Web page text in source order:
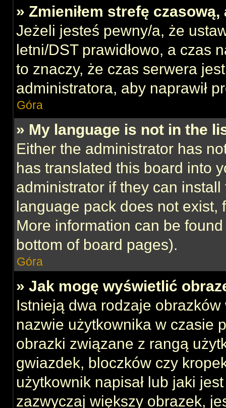
» Zmieniłem strefę
Jeżeli jesteś pewny/a, że
letni/DST prawidłowo, a czas
to znaczy, że czas serwera
administratora, aby naprawił
Góra
» My language is not in the
Either the administrator has
has translated this board into
administrator if they can
language pack does not exist,
More information can be
bottom of board pages).
Góra
» Jak mogę wyświetlić
Istnieją dwa rodzaje
nazwie użytkownika w czasie
obrazki związane z rangą
gwiazdek, bloczków czy
użytkownik napisał lub jaki
zazwyczaj większy obrazek,